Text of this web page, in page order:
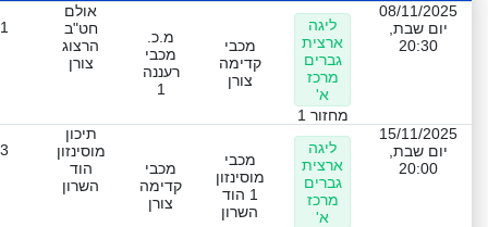
08/11/2025
יום שבת,
20:30
ליגה
ארצית
גברים
מרכז
א'
מחזור 1
מכבי
קדימה
צורן
מ.כ.
מכבי
רעננה
1
אולם
חט"ב
הרצוג
צורן
15/11/2025
יום שבת,
20:00
ליגה
ארצית
גברים
מרכז
א'
מכבי
מוסינזון
1 הוד
השרון
מכבי
קדימה
צורן
תיכון
מוסינזון
הוד
השרון